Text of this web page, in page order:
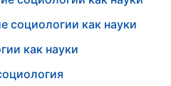
социологии как науки
как науки